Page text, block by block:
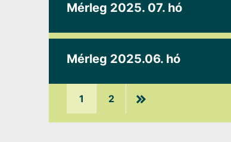
Mérleg 2025. 07. hó
Mérleg 2025.06. hó
1 2